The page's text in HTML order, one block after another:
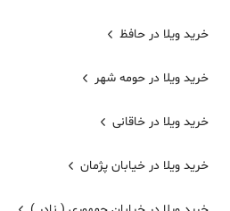
خرید ویلا در حافظ
خرید ویلا در حومه شهر
خرید ویلا در خاقانی
خرید ویلا در خیابان پژمان